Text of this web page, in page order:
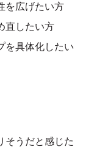
を広げたい方
直したい方
を具体化したい
そうだと感じた